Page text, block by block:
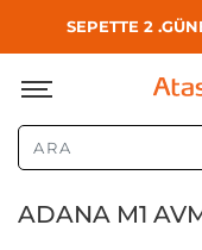
SEPETTE 2
ADANA M1